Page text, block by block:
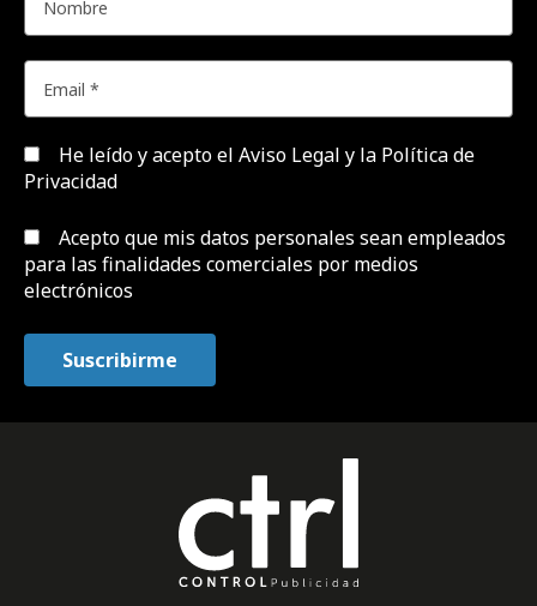
He leído y acepto el Aviso Legal y la Política de
Privacidad
Acepto que mis datos personales sean empleados
para las finalidades comerciales por medios
electrónicos